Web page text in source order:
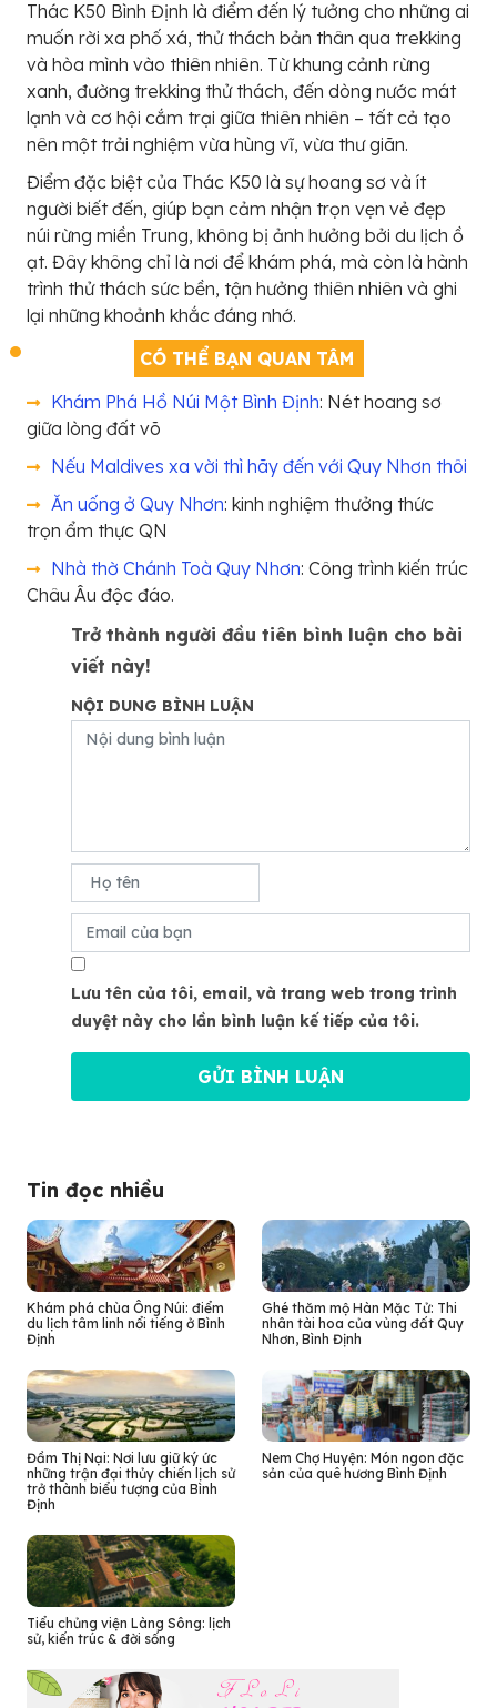
Thác K50 Bình Định là điểm đến lý tưởng cho những ai
muốn rời xa phố xá, thử thách bản thân qua trekking
và hòa mình vào thiên nhiên. Từ khung cảnh rừng
xanh, đường trekking thử thách, đến dòng nước mát
lạnh và cơ hội cắm trại giữa thiên nhiên – tất cả tạo
nên một trải nghiệm vừa hùng vĩ, vừa thư giãn.
Điểm đặc biệt của Thác K50 là sự hoang sơ và ít
người biết đến, giúp bạn cảm nhận trọn vẹn vẻ đẹp
núi rừng miền Trung, không bị ảnh hưởng bởi du lịch ồ
ạt. Đây không chỉ là nơi để khám phá, mà còn là hành
trình thử thách sức bền, tận hưởng thiên nhiên và ghi
lại những khoảnh khắc đáng nhớ.
CÓ THỂ BẠN QUAN TÂM
Khám Phá Hồ Núi Một Bình Định: Nét hoang sơ
giữa lòng đất võ
Nếu Maldives xa vời thì hãy đến với Quy Nhơn thôi
Ăn uống ở Quy Nhơn: kinh nghiệm thưởng thức
trọn ẩm thực QN
Nhà thờ Chánh Toà Quy Nhơn: Công trình kiến trúc
Châu Âu độc đáo.
Trở thành người đầu tiên bình luận cho bài
viết này!
NỘI DUNG BÌNH LUẬN
Lưu tên của tôi, email, và trang web trong trình
duyệt này cho lần bình luận kế tiếp của tôi.
Tin đọc nhiều
Khám phá chùa Ông Núi: điểm
du lịch tâm linh nổi tiếng ở Bình
Định
Ghé thăm mộ Hàn Mặc Tử: Thi
nhân tài hoa của vùng đất Quy
Nhơn, Bình Định
Đầm Thị Nại: Nơi lưu giữ ký ức
những trận đại thủy chiến lịch sử
trở thành biểu tượng của Bình
Định
Nem Chợ Huyện: Món ngon đặc
sản của quê hương Bình Định
Tiểu chủng viện Làng Sông: lịch
sử, kiến trúc & đời sống